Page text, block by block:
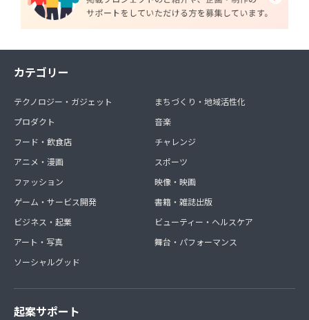
カテゴリー
テクノロジー・ガジェット
プロダクト
フード・飲食店
アニメ・漫画
ファッション
ゲーム・サービス開発
ビジネス・起業
アート・写真
ソーシャルグッド
まちづくり・地域活性化
音楽
チャレンジ
スポーツ
映像・映画
書籍・雑誌出版
ビューティー・ヘルスケア
舞台・パフォーマンス
起案サポート